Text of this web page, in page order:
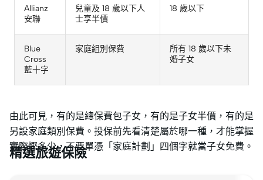
Allianz
安聯
兒童及 18 歲以下人
士享半價
18 歲以下
Blue
Cross
藍十字
家庭組別保費
所有 18 歲以下未
婚子女
由此可見，有的是總保費包子女，有的是子女半價，有的是
另設家庭類別保費。投保前先看清楚屬於哪一種，才能掌握
實際慳多少，不要單憑「家庭計劃」四個字就當子女免費。
精選旅遊保險